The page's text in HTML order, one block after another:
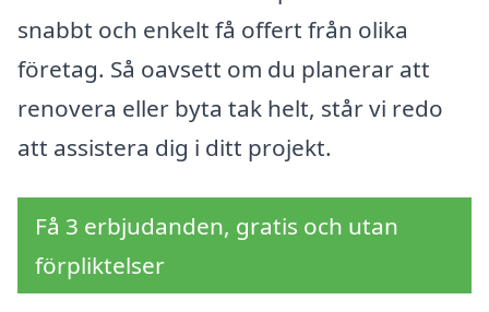
snabbt och enkelt få offert från olika
företag. Så oavsett om du planerar att
renovera eller byta tak helt, står vi redo
att assistera dig i ditt projekt.
Få 3 erbjudanden, gratis och utan
förpliktelser